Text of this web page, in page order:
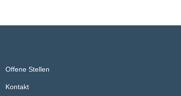
Offene Stellen
Kontakt